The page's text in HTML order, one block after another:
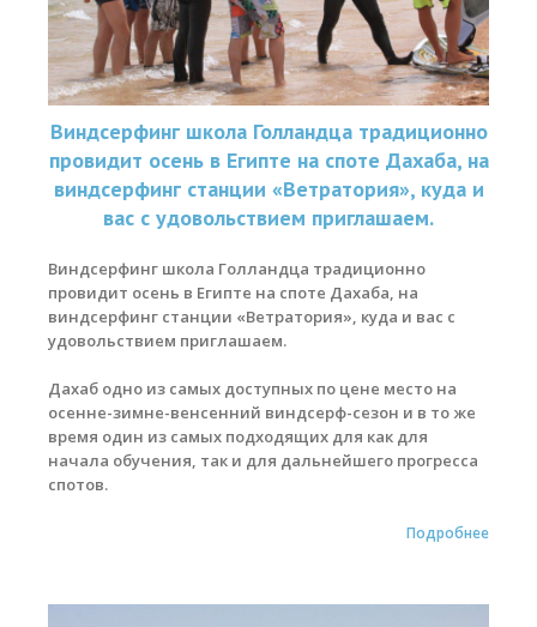
Виндсерфинг школа Голландца традиционно
провидит осень в Египте на споте Дахаба, на
виндсерфинг станции «Ветратория», куда и
вас с удовольствием приглашаем.
Виндсерфинг школа Голландца традиционно
провидит осень в Египте на споте Дахаба, на
виндсерфинг станции «Ветратория», куда и вас с
удовольствием приглашаем.
Дахаб одно из самых доступных по цене место на
осенне-зимне-венсенний виндсерф-сезон и в то же
время один из самых подходящих для как для
начала обучения, так и для дальнейшего прогресса
спотов.
Подробнее